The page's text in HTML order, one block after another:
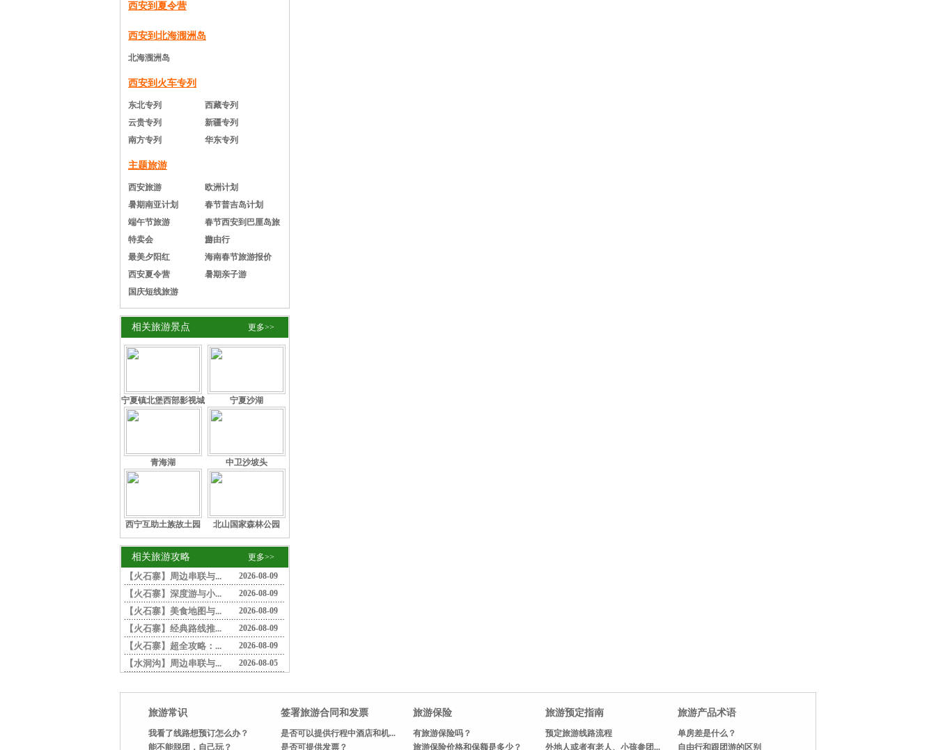
西安到夏令营
西安到北海涠洲岛
北海涠洲岛
西安到火车专列
东北专列
西藏专列
云贵专列
新疆专列
南方专列
华东专列
主题旅游
西安旅游
欧洲计划
暑期南亚计划
春节普吉岛计划
端午节旅游
春节西安到巴厘岛旅
游
特卖会
自由行
最美夕阳红
海南春节旅游报价
西安夏令营
暑期亲子游
国庆短线旅游
更多>>
相关旅游景点
宁夏镇北堡西部影视城 宁夏沙湖
青海湖 中卫沙坡头
西宁互助土族故土园 北山国家森林公园
更多>>
相关旅游攻略
2026-08-09
【火石寨】周边串联与...
2026-08-09
【火石寨】深度游与小...
2026-08-09
【火石寨】美食地图与...
2026-08-09
【火石寨】经典路线推...
2026-08-09
【火石寨】超全攻略：...
2026-08-05
【水洞沟】周边串联与...
旅游常识
我看了线路想预订怎么办？
能不能脱团，自己玩？
签署旅游合同和发票
是否可以提供行程中酒店和机...
是否可提供发票？
旅游保险
有旅游保险吗？
旅游保险价格和保额是多少？
旅游预定指南
预定旅游线路流程
外地人或者有老人、小孩参团...
旅游产品术语
单房差是什么？
自由行和跟团游的区别